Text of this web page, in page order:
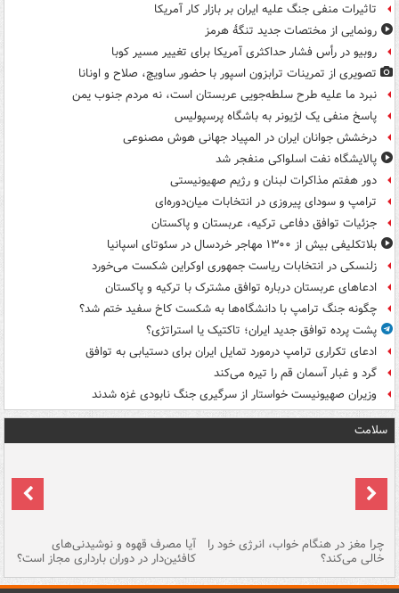
تاثیرات منفی جنگ علیه ایران بر بازار کار آمریکا
رونمایی از مختصات جدید تنگۀ هرمز
روبیو در رأس فشار حداکثری آمریکا برای تغییر مسیر کوبا
تصویری از تمرینات ترابزون اسپور با حضور ساویچ، صلاح و اونانا
نبرد ما علیه طرح سلطه‌جویی عربستان است، نه مردم جنوب یمن
پاسخ منفی یک لژیونر به باشگاه پرسپولیس
درخشش جوانان ایران در المپیاد جهانی هوش مصنوعی
پالایشگاه نفت اسلواکی منفجر شد
دور هفتم مذاکرات لبنان و رژیم صهیونیستی
ترامپ و سودای پیروزی در انتخابات میان‌دوره‌ای
جزئیات توافق دفاعی ترکیه، عربستان و پاکستان
بلاتکلیفی بیش از ۱۳۰۰ مهاجر خردسال در سئوتای اسپانیا
زلنسکی در انتخابات ریاست جمهوری اوکراین شکست می‌خورد
ادعاهای عربستان درباره توافق مشترک با ترکیه و پاکستان
چگونه جنگ ترامپ با دانشگاه‌ها به شکست کاخ سفید ختم شد؟
پشت پرده توافق جدید ایران؛ تاکتیک یا استراتژی؟
ادعای تکراری ترامپ درمورد تمایل ایران برای دستیابی به توافق
گرد و غبار آسمان قم را تیره می‌کند
وزیران صهیونیست خواستار از سرگیری جنگ نابودی غزه شدند
سلامت
چرا مغز در هنگام خواب، انرژی خود را
خالی می‌کند؟
آیا مصرف قهوه و نوشیدنی‌های
کافئین‌دار در دوران بارداری مجاز است؟